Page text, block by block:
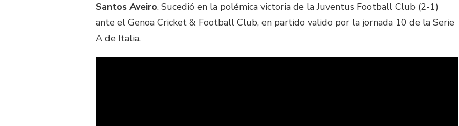
Santos Aveiro. Sucedió en la polémica victoria de la Juventus Football Club (2-1)
ante el Genoa Cricket & Football Club, en partido valido por la jornada 10 de la Serie
A de Italia.